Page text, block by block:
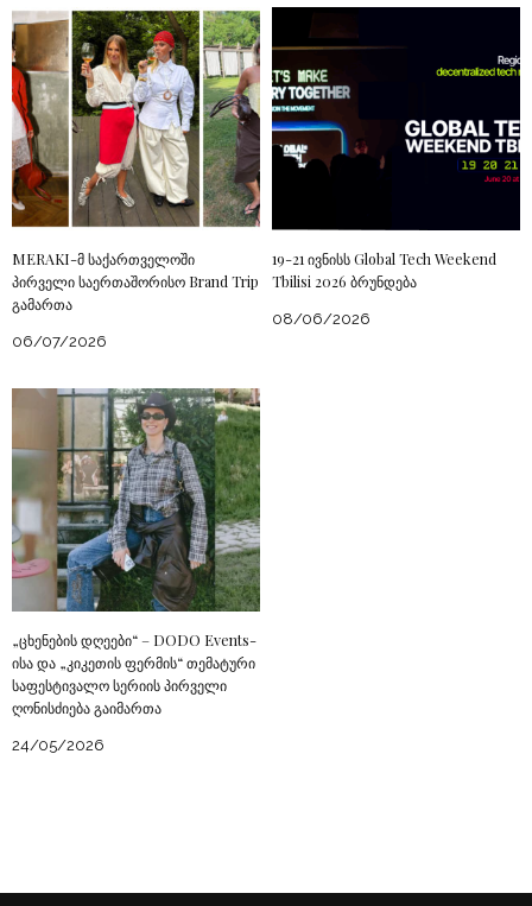
MERAKI-მ საქართველოში
პირველი საერთაშორისო Brand Trip
გამართა
06/07/2026
19-21 ივნისს Global Tech Weekend
Tbilisi 2026 ბრუნდება
08/06/2026
„ცხენების დღეები“ – DODO Events-
ისა და „კიკეთის ფერმის“ თემატური
საფესტივალო სერიის პირველი
ღონისძიება გაიმართა
24/05/2026